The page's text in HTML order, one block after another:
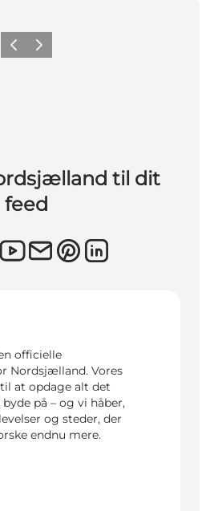
ForrigeNæste
til dit
feed
officielle
Nordsjælland. Vores
at opdage alt det
på – og vi håber,
og steder, der
endnu mere.